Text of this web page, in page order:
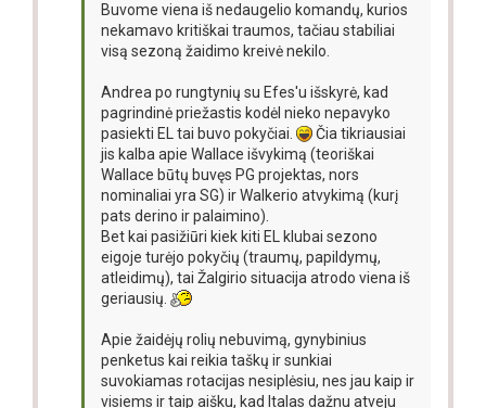
Buvome viena iš nedaugelio komandų, kurios
nekamavo kritiškai traumos, tačiau stabiliai
visą sezoną žaidimo kreivė nekilo.
Andrea po rungtynių su Efes'u išskyrė, kad
pagrindinė priežastis kodėl nieko nepavyko
pasiekti EL tai buvo pokyčiai.
Čia tikriausiai
jis kalba apie Wallace išvykimą (teoriškai
Wallace būtų buvęs PG projektas, nors
nominaliai yra SG) ir Walkerio atvykimą (kurį
pats derino ir palaimino).
Bet kai pasižiūri kiek kiti EL klubai sezono
eigoje turėjo pokyčių (traumų, papildymų,
atleidimų), tai Žalgirio situacija atrodo viena iš
geriausių.
Apie žaidėjų rolių nebuvimą, gynybinius
penketus kai reikia taškų ir sunkiai
suvokiamas rotacijas nesiplėsiu, nes jau kaip ir
visiems ir taip aišku, kad Italas dažnu atveju